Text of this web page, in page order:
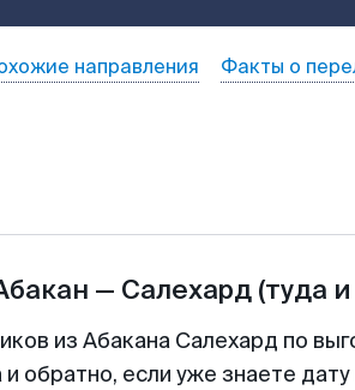
направления Факты о
— Салехард (туда
из Абакана Салехард по
обратно, если уже знаете